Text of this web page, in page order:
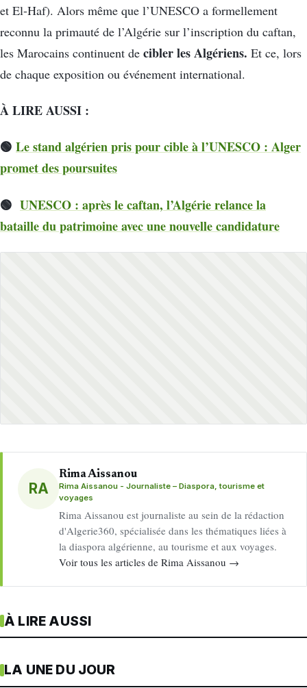
et El-Haf). Alors même que l’UNESCO a formellement
reconnu la primauté de l’Algérie sur l’inscription du caftan,
les Marocains continuent de cibler les Algériens. Et ce, lors
de chaque exposition ou événement international.
À LIRE AUSSI :
🟢 Le stand algérien pris pour cible à l’UNESCO : Alger
promet des poursuites
🟢 UNESCO : après le caftan, l’Algérie relance la
bataille du patrimoine avec une nouvelle candidature
RA
Rima Aissanou
Rima Aissanou - Journaliste – Diaspora, tourisme et
voyages
Rima Aissanou est journaliste au sein de la rédaction
d'Algerie360, spécialisée dans les thématiques liées à
la diaspora algérienne, au tourisme et aux voyages.
Voir tous les articles de Rima Aissanou →
À LIRE AUSSI
LA UNE DU JOUR